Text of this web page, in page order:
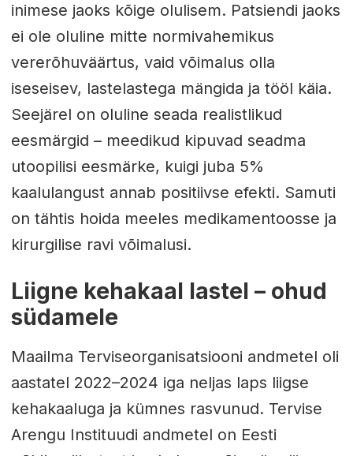
inimese jaoks kõige olulisem. Patsiendi jaoks
ei ole oluline mitte normivahemikus
vererõhuväärtus, vaid võimalus olla
iseseisev, lastelastega mängida ja tööl käia.
Seejärel on oluline seada realistlikud
eesmärgid – meedikud kipuvad seadma
utoopilisi eesmärke, kuigi juba 5%
kaalulangust annab positiivse efekti. Samuti
on tähtis hoida meeles medikamentoosse ja
kirurgilise ravi võimalusi.
Liigne kehakaal lastel – ohud
südamele
Maailma Terviseorganisatsiooni andmetel oli
aastatel 2022–2024 iga neljas laps liigse
kehakaaluga ja kümnes rasvunud. Tervise
Arengu Instituudi andmetel on Eesti